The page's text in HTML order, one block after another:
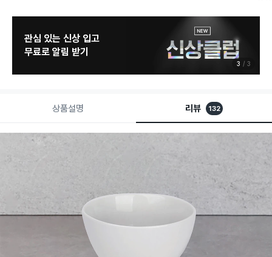
관심 있는 신상 입고
무료로 알림 받기
3 3
상품설명 리뷰 132